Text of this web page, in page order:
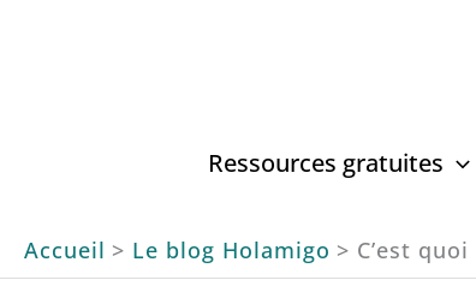
Ressources gratuites
Accueil Le blog Holamigo C’est